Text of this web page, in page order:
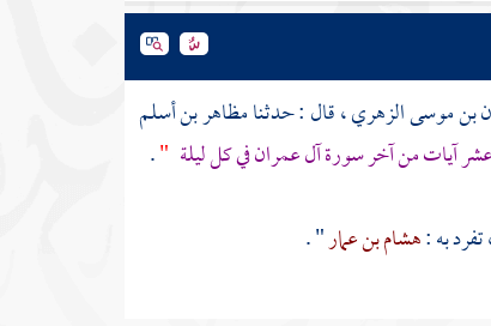
بن موسى الزهري، قال : حدثـنامظاهر بن أسلم
آيات من آخر سورة آل عمران في كل ليلة "
.
تفرد به :هشام بن عمار" .